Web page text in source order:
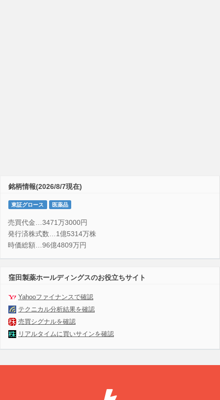
銘柄情報(2026/8/7現在)
東証グロース 医薬品
売買代金…3471万3000円
発行済株式数…1億5314万株
時価総額…96億4809万円
窪田製薬ホールディングスのお役立ちサイト
Yahooファイナンスで確認
テクニカル分析結果を確認
売買シグナルを確認
リアルタイムに買いサインを確認